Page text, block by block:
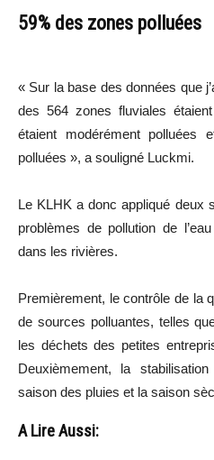
59% des zones polluées
« Sur la base des données que
des 564 zones fluviales
étaient modérément polluées
polluées », a souligné Luckmi.
Le KLHK a donc appliqué deux
problèmes de pollution de
dans les rivières.
Premièrement, le contrôle de la
de sources polluantes, telles
les déchets des petites
Deuxièmement, la
saison des pluies et la saison
A Lire Aussi: